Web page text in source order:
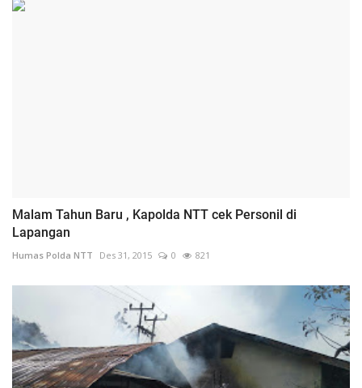
Malam Tahun Baru , Kapolda NTT cek Personil di
Lapangan
Humas Polda NTT Des 31, 2015 0 821